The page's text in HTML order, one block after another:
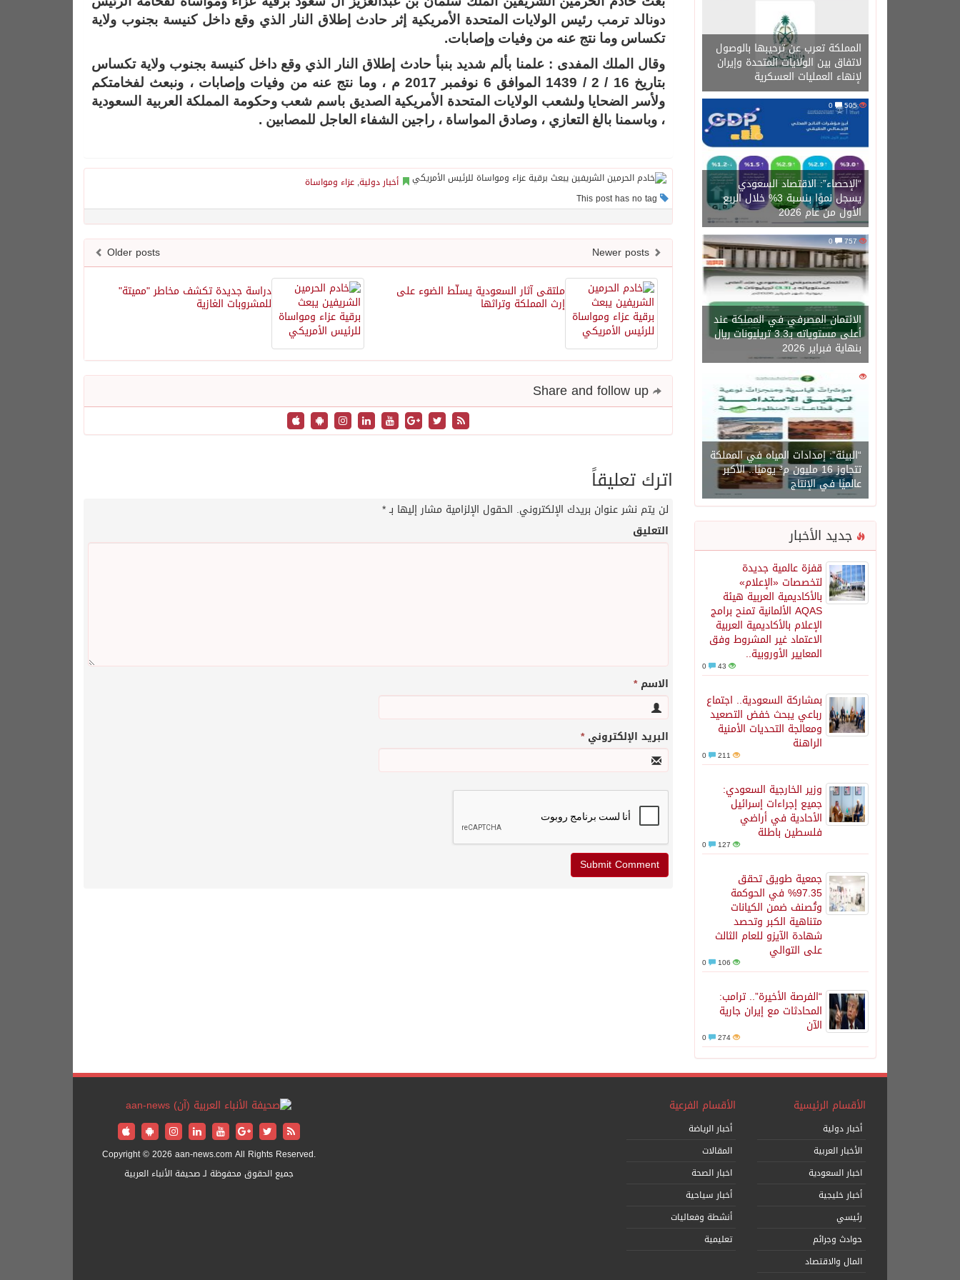
المملكة تعرب عن ترحيبها بالوصول
لاتفاق بين الولايات المتحدة وإيران
لإنهاء العمليات العسكرية
505
“الإحصاء”: الاقتصاد السعودي
يسجل نموًا بنسبة 3% خلال الربع
الأول من عام 2026
757
0
الائتمان المصرفي في المملكة عند
أعلى مستوياته بـ3.3 تريليونات ريال
بنهاية فبراير 2026
1450
“البيئة”: إمدادات المياه في المملكة
تتجاوز 16 مليون م³ يوميًا.. الأكبر
عالميًا في الإنتاج
جديد الأخبار
قفزة عالمية جديدة
لتخصصات «الإعلام»
بالأكاديمية العربية هيئة
AQAS الألمانية تمنح برامج
الإعلام بالأكاديمية العربية
الاعتماد غير المشروط وفق
المعايير الأوروبية..
43
بمشاركة السعودية.. اجتماع
رباعي يبحث خفض التصعيد
ومعالجة التحديات الأمنية
الراهنة
211
وزير الخارجية السعودي:
جميع إجراءات إسرائيل
الأحادية في أراضي
فلسطين باطلة
127
جمعية طويق تحقق
97.35% في الحوكمة
وتُصنف ضمن الكيانات
متناهية الكبر وتحصد
شهادة الآيزو للعام الثالث
على التوالي
106
“الفرصة الأخيرة”.. ترامب:
المحادثات مع إيران جارية
الآن
274
دونالد ترمب رئيس الولايات المتحدة الأمريكية إثر حادث إطلاق النار الذي وقع داخل كنيسة بجنوب ولاية
تكساس وما نتج عنه من وفيات وإصابات.
وقال الملك المفدى : علمنا بألم شديد بنبأ حادث إطلاق النار الذي وقع داخل كنيسة بجنوب ولاية تكساس
بتاريخ 16 / 2 / 1439 الموافق 6 نوفمبر 2017 م ، وما نتج عنه من وفيات وإصابات ، ونبعث لفخامتكم
ولأسر الضحايا ولشعب الولايات المتحدة الأمريكية الصديق باسم شعب وحكومة المملكة العربية السعودية
، وباسمنا بالغ التعازي ، وصادق المواساة ، راجين الشفاء العاجل للمصابين .
أخبار دولية, عزاء ومواساة
Older posts
دراسة جديدة تكشف مخاطر "مميتة"
للمشروبات الغازية
ملتقى آثار السعودية يسلّط الضوء على
إرث المملكة وتراثها
اترك تعليقاً
لن يتم نشر عنوان بريدك الإلكتروني. الحقول الإلزامية مشار إليها بـ*
التعليق
الاسم*
البريد الإلكتروني*
الأقسام الرئيسية
أخبار دولية
الأخبار العربية
اخبار السعودية
أخبار خليجية
رئيسي
حوادث وجرائم
المال والاقتصاد
الأقسام الفرعية
أخبار الرياضة
المقالات
اخبار الصحة
أخبار سياحية
أنشطة وفعاليات
تعليمية
Copyright © 2026 aan-news.com All Rights Reserved.
جميع الحقوق محفوظة لـ صحيفة الأنباء العربية